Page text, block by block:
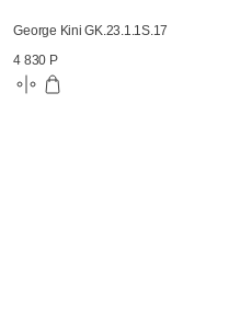
George Kini GK.23.1.1S.17
4 830 Р